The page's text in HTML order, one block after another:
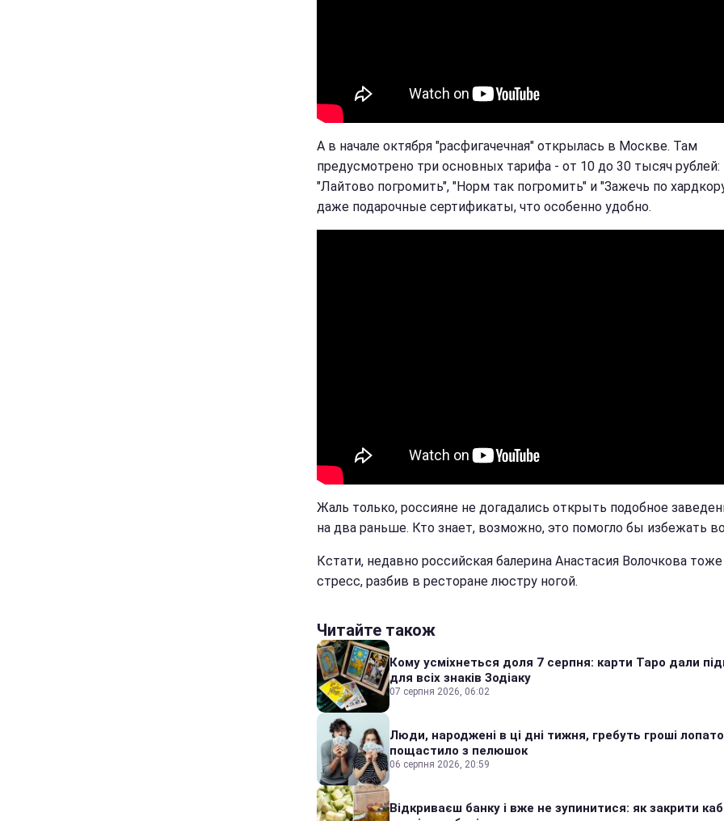
А в начале октября "расфигачечная" открылась в Москве. Там
предусмотрено три основных тарифа - от 10 до 30 тысяч рублей:
"Лайтово погромить", "Норм так погромить" и "Зажечь по
даже подарочные сертификаты, что особенно удобно.
Жаль только, россияне не догадались открыть подобное
на два раньше. Кто знает, возможно, это помогло бы избежать
Кстати, недавно российская балерина Анастасия Волочкова тоже
стресс, разбив в ресторане люстру ногой.
Читайте також
Кому усміхнеться доля 7 серпня: карти Таро дали
для всіх знаків Зодіаку
07 серпня 2026, 06:02
Люди, народжені в ці дні тижня, гребуть гроші
пощастило з пелюшок
06 серпня 2026, 20:59
Відкриваєш банку і вже не зупинитися: як закрити